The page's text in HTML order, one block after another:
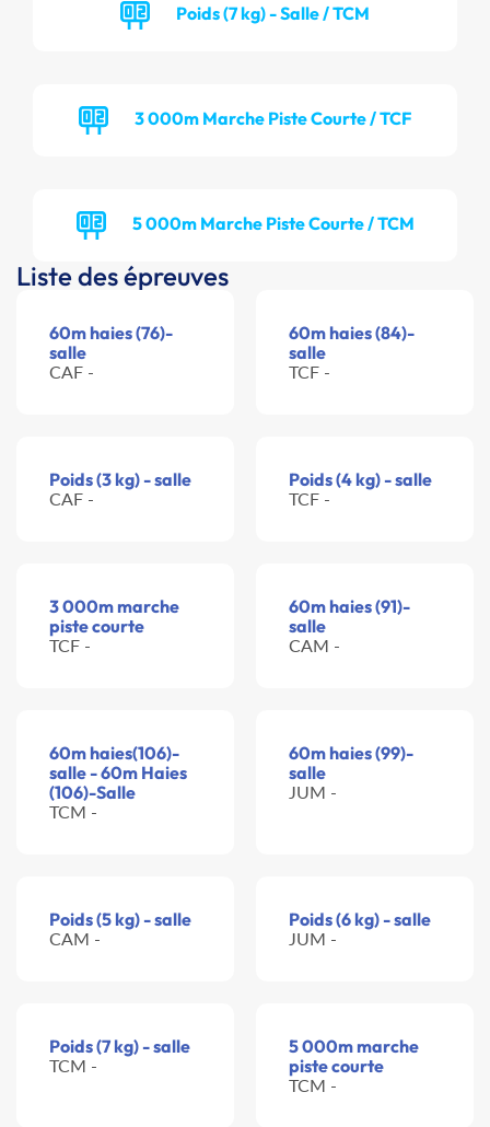
Poids (7 kg) - Salle / TCM
3 000m Marche Piste Courte / TCF
5 000m Marche Piste Courte / TCM
Liste des épreuves
60m haies (76)-
salle
CAF -
60m haies (84)-
salle
TCF -
Poids (3 kg) - salle
CAF -
Poids (4 kg) - salle
TCF -
3 000m marche
piste courte
TCF -
60m haies (91)-
salle
CAM -
60m haies(106)-
salle - 60m Haies
(106)-Salle
TCM -
60m haies (99)-
salle
JUM -
Poids (5 kg) - salle
CAM -
Poids (6 kg) - salle
JUM -
Poids (7 kg) - salle
TCM -
5 000m marche
piste courte
TCM -